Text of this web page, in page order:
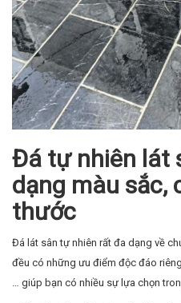
Đá tự nhiên lát
dạng màu sắc,
thước
Đá lát sân tự nhiên rất đa dạng về
đều có những ưu điểm độc đáo
… giúp bạn có nhiều sự lựa chọn